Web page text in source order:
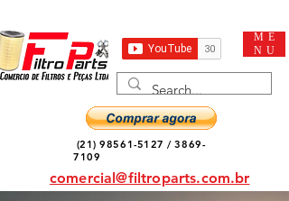
ME
NU
(21) 98561-5127 /3869-
7109
comercial@filtroparts.com.br